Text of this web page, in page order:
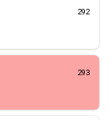
292
293